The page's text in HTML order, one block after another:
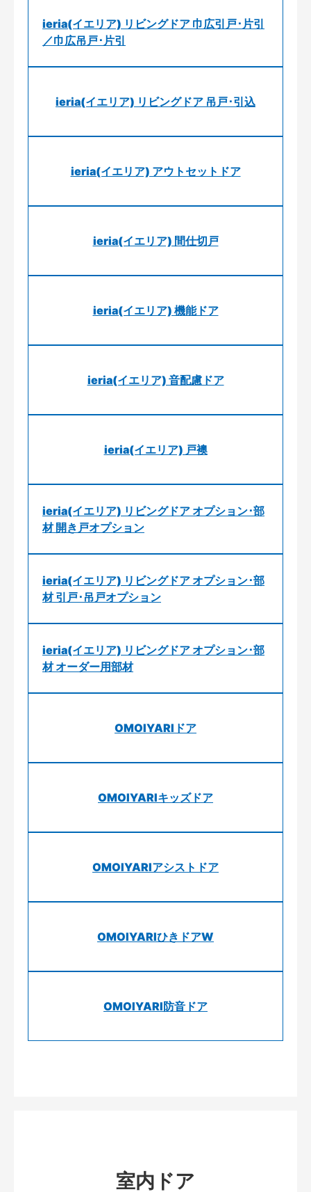
ieria(イエリア) リビングドア 巾広引戸･片引
／巾広吊戸･片引
ieria(イエリア) リビングドア 吊戸･引込
ieria(イエリア) アウトセットドア
ieria(イエリア) 間仕切戸
ieria(イエリア) 機能ドア
ieria(イエリア) 音配慮ドア
ieria(イエリア) 戸襖
ieria(イエリア) リビングドア オプション･部
材 開き戸オプション
ieria(イエリア) リビングドア オプション･部
材 引戸･吊戸オプション
ieria(イエリア) リビングドア オプション･部
材 オーダー用部材
OMOIYARIドア
OMOIYARIキッズドア
OMOIYARIアシストドア
OMOIYARIひきドアW
OMOIYARI防音ドア
室内ドア